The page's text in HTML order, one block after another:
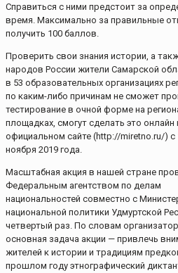
Справиться с ними предстоит за
время. Максимально за правильные
получить 100 баллов.
Проверить свои знания истории, а
народов России жители Самарской
в 53 образовательных организациях
по каким-либо причинам не сможет
тестирование в очной форме на
площадках, смогут сделать это онлайн
официальном сайте (http://miretno.ru/) с
ноября 2019 года.
Масштабная акция в нашей стране
Федеральным агентством по делам
национальностей совместно с
национальной политики Удмуртской
четвертый раз. По словам
основная задача акции — привлечь
жителей к истории и традициям
прошлом году этнографический